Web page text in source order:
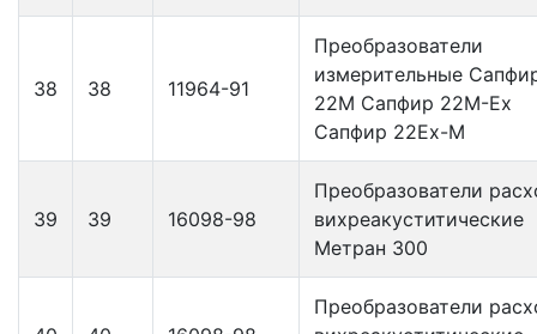
38 38 11964-91
Преобразователи
измерительные
22М Сапфир 22М-Ех
Сапфир 22Ех-М
39 39 16098-98
Преобразователи
вихреакуститические
Метран 300
Преобразователи